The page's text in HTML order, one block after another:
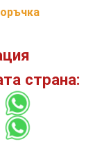
страна: